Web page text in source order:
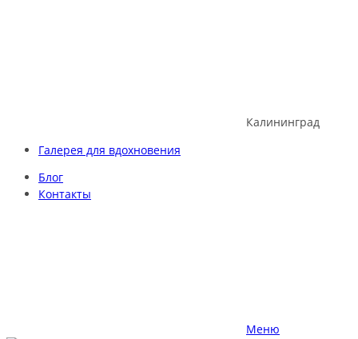
Калининград
Галерея для вдохновения
Блог
Контакты
Меню